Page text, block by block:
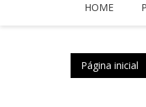
HOME
Página inicial